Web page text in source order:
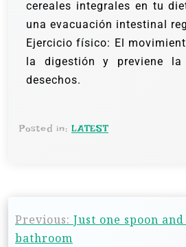
cereales integrales en tu
una evacuación intestinal
Ejercicio físico: El
la digestión y previene la
desechos.
Posted in: LATEST
Previous: Just one spoon
bathroom